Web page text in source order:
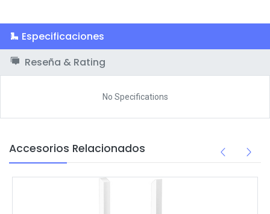
Especificaciones
Reseña & Rating
No Specifications
Accesorios Relacionados